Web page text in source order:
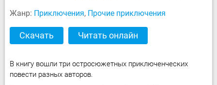
Жанр: Приключения, Прочие приключения
Скачать Читать онлайн
В книгу вошли три остросюжетных приключенческих
повести разных авторов.